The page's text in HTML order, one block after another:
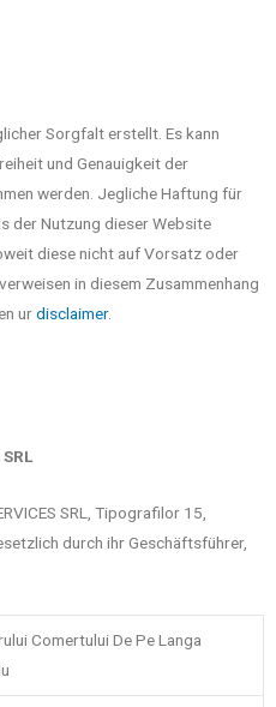
Sorgfalt erstellt. Es kann
und Genauigkeit der
werden. Jegliche Haftung für
der Nutzung dieser Website
diese nicht auf Vorsatz oder
in diesem Zusammenhang
urdisclaimer.
SRL, Tipografilor 15,
durch ihr Geschäftsführer,
Comertului De Pe Langa